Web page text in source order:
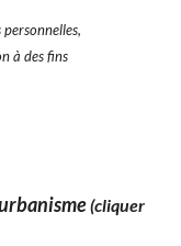
personnelles,
à des fins
(cliquer